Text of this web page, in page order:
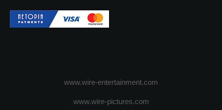
www.wire-entertainment.com
www.wire-pictures.com